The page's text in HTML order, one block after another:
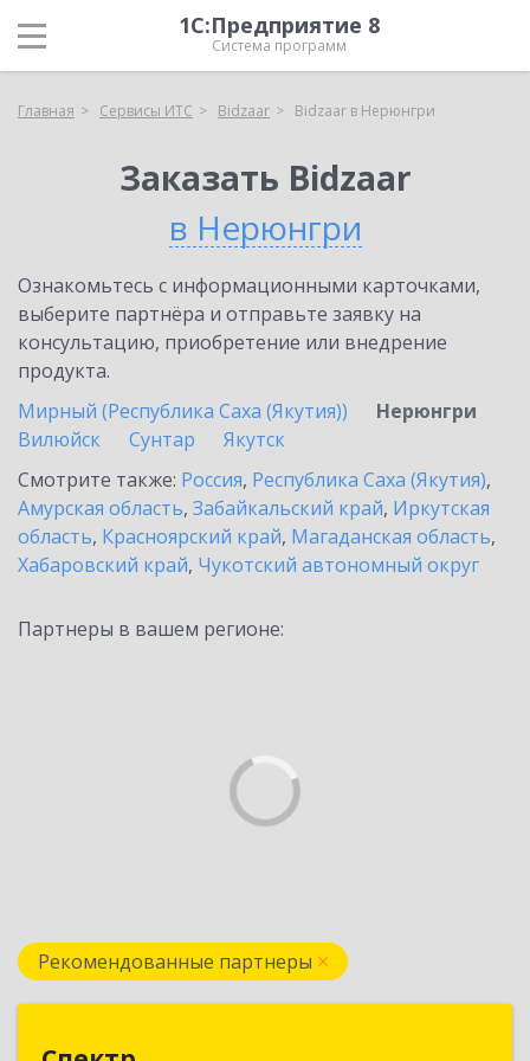
1С:Предприятие 8
Система программ
Главная Сервисы ИТС Bidzaar Bidzaar в Нерюнгри
Заказать Bidzaar
в Нерюнгри
Ознакомьтесь с информационными карточками,
выберите партнёра и отправьте заявку на
консультацию, приобретение или внедрение
продукта.
Мирный (Республика Саха (Якутия))
Нерюнгри
Вилюйск
Сунтар
Якутск
Смотрите также: Россия, Республика Саха (Якутия),
Амурская область, Забайкальский край, Иркутская
область, Красноярский край, Магаданская область,
Хабаровский край, Чукотский автономный округ
Партнеры в вашем регионе:
Рекомендованные партнеры